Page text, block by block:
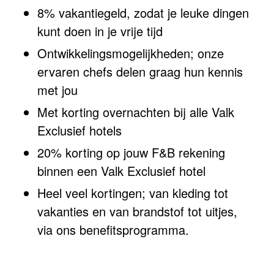
8% vakantiegeld, zodat je leuke dingen
kunt doen in je vrije tijd
Ontwikkelingsmogelijkheden; onze
ervaren chefs delen graag hun kennis
met jou
Met korting overnachten bij alle Valk
Exclusief hotels
20% korting op jouw F&B rekening
binnen een Valk Exclusief hotel
Heel veel kortingen; van kleding tot
vakanties en van brandstof tot uitjes,
via ons benefitsprogramma.